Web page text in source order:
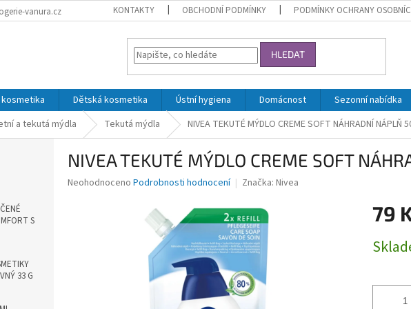
vanura.cz KONTAKTY OBCHODNÍ PODMÍNKY PODMÍNKY OCHRANY
HLEDAT
kosmetika Dětská kosmetika Ústní hygiena Domácnost Sezonní nabídka
a tekutá mýdla Tekutá mýdla NIVEA TEKUTÉ MÝDLO CREME SOFT NÁHRADNÍ NÁPLŇ
S
33 G
NIVEA TEKUTÉ MÝDLO CREME SOFT
Průměrné
Neohodnoceno Podrobnosti hodnocení Značka: Nivea
79
cena: